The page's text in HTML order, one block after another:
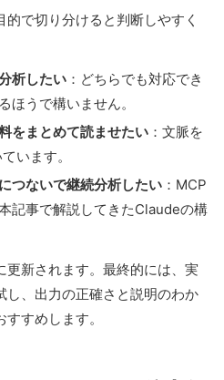
で切り分けると判断しやすく
析したい ：どちらでも対応でき
ほうで構いません。
をまとめて読ませたい ：文脈を
います。
つないで継続分析したい ：MCP
記事で解説してきたClaudeの構
更新されます。最終的には、実
し、出力の正確さと説明のわか
すめします。